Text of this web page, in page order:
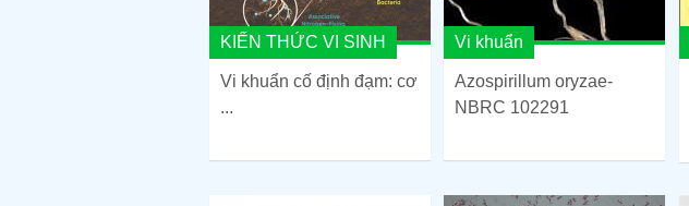
KIẾN THỨC VI SINH
Vi khuẩn cố định đạm: cơ
...
Vi khuẩn
Azospirillum oryzae-
NBRC 102291